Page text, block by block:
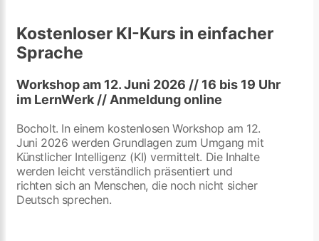
Kostenloser KI-Kurs in einfacher
Sprache
Workshop am 12. Juni 2026 // 16 bis 19 Uhr
im LernWerk // Anmeldung online
Bocholt. In einem kostenlosen Workshop am 12.
Juni 2026 werden Grundlagen zum Umgang mit
Künstlicher Intelligenz (KI) vermittelt. Die Inhalte
werden leicht verständlich präsentiert und
richten sich an Menschen, die noch nicht sicher
Deutsch sprechen.